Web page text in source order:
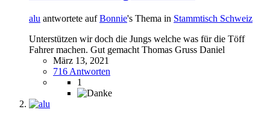
alu antwortete aufBonnie's Thema in Stammtisch Schweiz
Unterstützen wir doch die Jungs welche was für die Töff
Fahrer machen. Gut gemacht Thomas Gruss Daniel
März 13, 2021
716 Antworten
1